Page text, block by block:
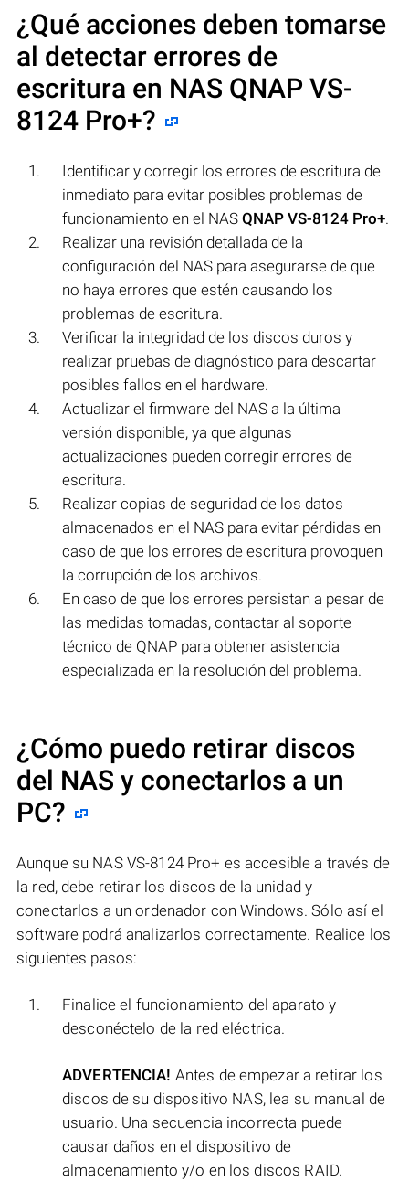
¿Qué acciones deben tomarse
al detectar errores de
escritura en NAS QNAP VS-
8124 Pro+?
Identificar y corregir los errores de escritura de
inmediato para evitar posibles problemas de
funcionamiento en el NAS QNAP VS-8124 Pro+.
Realizar una revisión detallada de la
configuración del NAS para asegurarse de que
no haya errores que estén causando los
problemas de escritura.
Verificar la integridad de los discos duros y
realizar pruebas de diagnóstico para descartar
posibles fallos en el hardware.
Actualizar el firmware del NAS a la última
versión disponible, ya que algunas
actualizaciones pueden corregir errores de
escritura.
Realizar copias de seguridad de los datos
almacenados en el NAS para evitar pérdidas en
caso de que los errores de escritura provoquen
la corrupción de los archivos.
En caso de que los errores persistan a pesar de
las medidas tomadas, contactar al soporte
técnico de QNAP para obtener asistencia
especializada en la resolución del problema.
¿Cómo puedo retirar discos
del NAS y conectarlos a un
PC?
Aunque su NAS VS-8124 Pro+ es accesible a través de
la red, debe retirar los discos de la unidad y
conectarlos a un ordenador con Windows. Sólo así el
software podrá analizarlos correctamente. Realice los
siguientes pasos:
Finalice el funcionamiento del aparato y
desconéctelo de la red eléctrica.
ADVERTENCIA! Antes de empezar a retirar los
discos de su dispositivo NAS, lea su manual de
usuario. Una secuencia incorrecta puede
causar daños en el dispositivo de
almacenamiento y/o en los discos RAID.